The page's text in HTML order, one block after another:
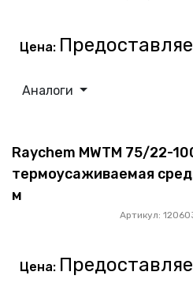
Цена:
Аналоги
Raychem MWTM 75/22-
термоусаживаемая
м
Артикул:
Цена: